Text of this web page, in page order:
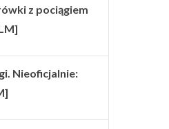
z pociągiem
Nieoficjalnie: